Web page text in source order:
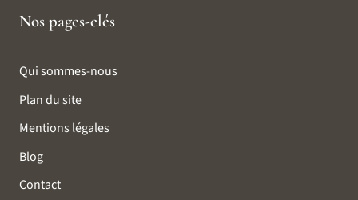
Nos pages-clés
Qui sommes-nous
Plan du site
Mentions légales
Blog
Contact